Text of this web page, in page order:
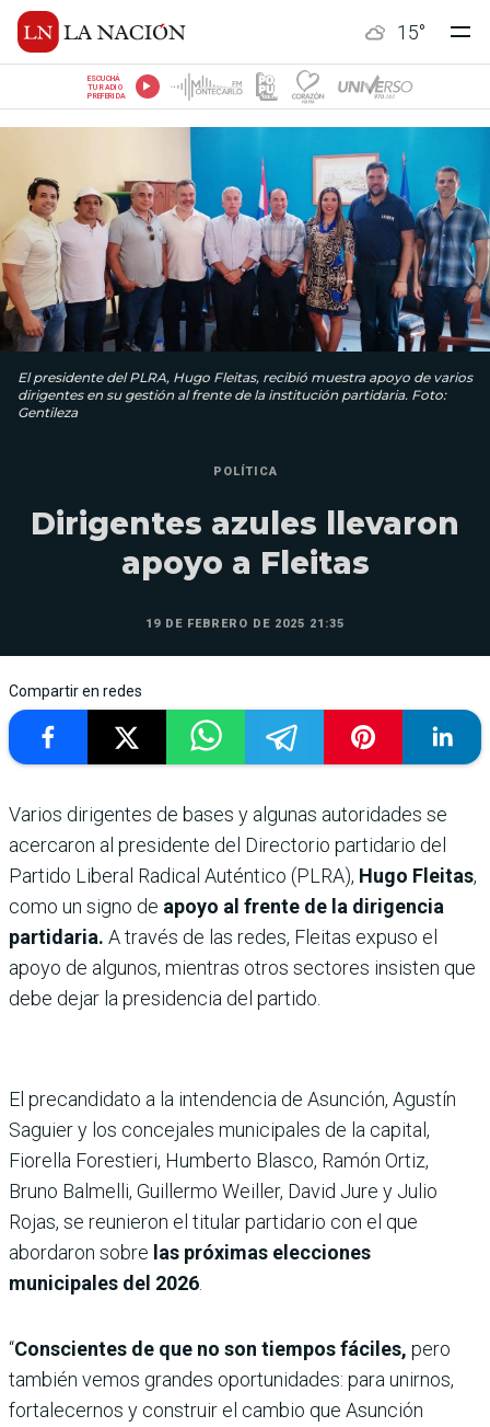
15°
ESCUCHÁ
TU RADIO
PREFERIDA
El presidente del PLRA, Hugo Fleitas, recibió muestra apoyo de varios
dirigentes en su gestión al frente de la institución partidaria. Foto:
Gentileza
POLÍTICA
Dirigentes azules llevaron
apoyo a Fleitas
19 DE FEBRERO DE 2025 21:35
Compartir en redes
Varios dirigentes de bases y algunas autoridades se
acercaron al presidente del Directorio partidario del
Partido Liberal Radical Auténtico (PLRA), Hugo Fleitas,
como un signo de apoyo al frente de la dirigencia
partidaria. A través de las redes, Fleitas expuso el
apoyo de algunos, mientras otros sectores insisten que
debe dejar la presidencia del partido.
El precandidato a la intendencia de Asunción, Agustín
Saguier y los concejales municipales de la capital,
Fiorella Forestieri, Humberto Blasco, Ramón Ortiz,
Bruno Balmelli, Guillermo Weiller, David Jure y Julio
Rojas, se reunieron el titular partidario con el que
abordaron sobre las próximas elecciones
municipales del 2026
“Conscientes de que no son tiempos fáciles, pero
también vemos grandes oportunidades: para unirnos,
fortalecernos y construir el cambio que Asunción